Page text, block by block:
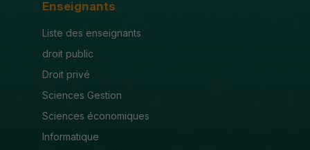
Enseignants
Liste des enseignants
droit public
Droit privé
Sciences Gestion
Sciences économiques
Informatique